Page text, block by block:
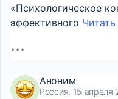
«Психологическое
эффективного Читать
Аноним
Россия, 15 апреля